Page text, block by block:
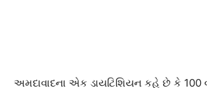
અમદાવાદના એક ડાયટિશિયન કહે છે કે 100